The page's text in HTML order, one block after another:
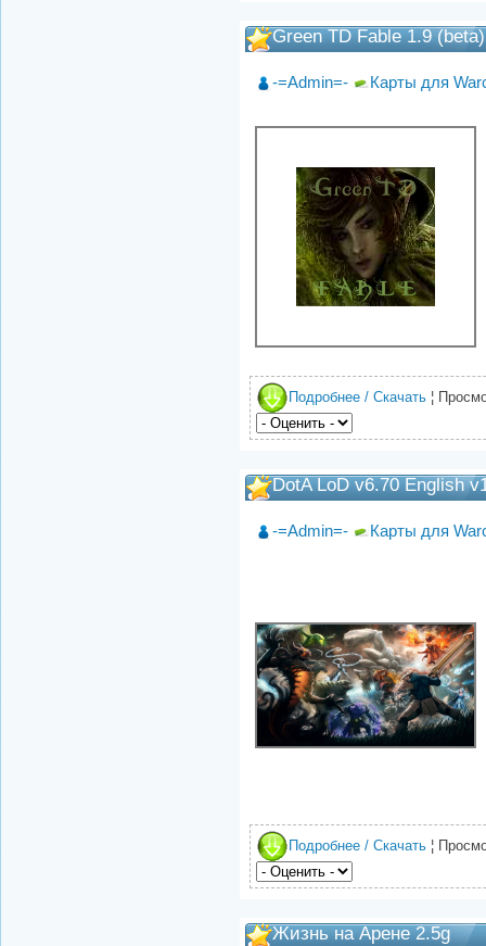
Green TD Fable 1.9 (beta)
-=Admin=- Карты для
Подробнее / Скачать ¦
DotA LoD v6.70 English
-=Admin=- Карты для
Подробнее / Скачать ¦
Жизнь на Арене 2.5g